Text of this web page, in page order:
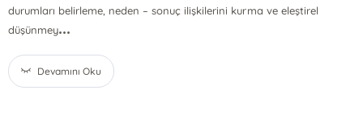
durumları belirleme, neden – sonuç ilişkilerini kurma ve eleştirel
düşünmey...
Devamını Oku